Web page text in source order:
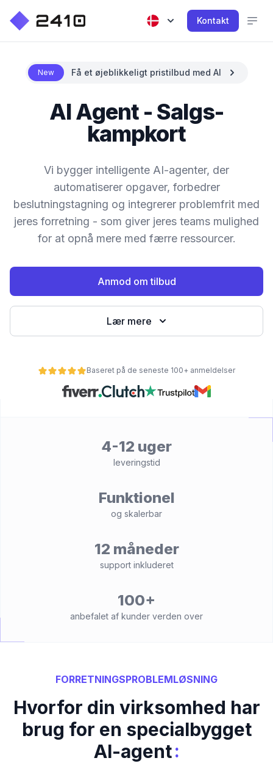
Kontakt
New Få et øjeblikkeligt pristilbud med AI
AI Agent - Salgs-
kampkort
Vi bygger intelligente AI-agenter, der
automatiserer opgaver, forbedrer
beslutningstagning og integrerer problemfrit med
jeres forretning - som giver jeres teams mulighed
for at opnå mere med færre ressourcer.
Anmod om tilbud
Lær mere
Baseret på de seneste 100+ anmeldelser
4-12 uger
leveringstid
Funktionel
og skalerbar
12 måneder
support inkluderet
100+
anbefalet af kunder verden over
FORRETNINGSPROBLEMLØSNING
Hvorfor din virksomhed har
brug for en specialbygget
AI-agent: